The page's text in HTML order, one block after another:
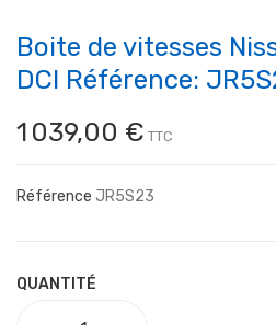
Boite de vitesses
DCI Référence:
1 039,00 € TTC
Référence JR5S23
QUANTITÉ